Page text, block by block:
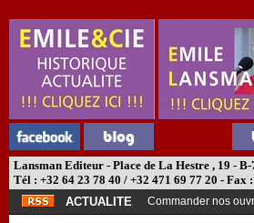
Lansman Editeur - Place de La Hestre , 19 -
Tél : +32 64 23 78 40 / +32 471 69 77 20 - Fax
ACTUALITE
Commander nos